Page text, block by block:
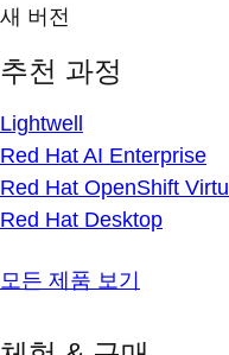
새 버전
추천 과정
Lightwell
Red Hat AI Enterprise
Red Hat OpenShift
Red Hat Desktop
모든 제품 보기